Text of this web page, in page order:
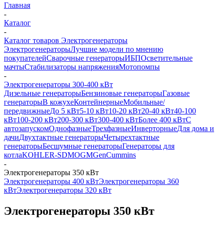
Главная
-
Каталог
-
Каталог товаров Электрогенераторы
ЭлектрогенераторыЛучшие модели по мнению
покупателейСварочные генераторыИБПОсветительные
мачтыСтабилизаторы напряженияМотопомпы
-
Электрогенераторы 300-400 кВт
Дизельные генераторыБензиновые генераторыГазовые
генераторыВ кожухеКонтейнерныеМобильные/
передвижныеДо 5 кВт5-10 кВт10-20 кВт20-40 кВт40-100
кВт100-200 кВт200-300 кВт300-400 кВтБолее 400 кВтС
автозапускомОднофазныеТрехфазныеИнверторныеДля дома и
дачиДвухтактные генераторыЧетырехтактные
генераторыБесшумные генераторыГенераторы для
котлаKOHLER-SDMOGMGenCummins
-
Электрогенераторы 350 кВт
Электрогенераторы 400 кВтЭлектрогенераторы 360
кВтЭлектрогенераторы 320 кВт
Электрогенераторы 350 кВт